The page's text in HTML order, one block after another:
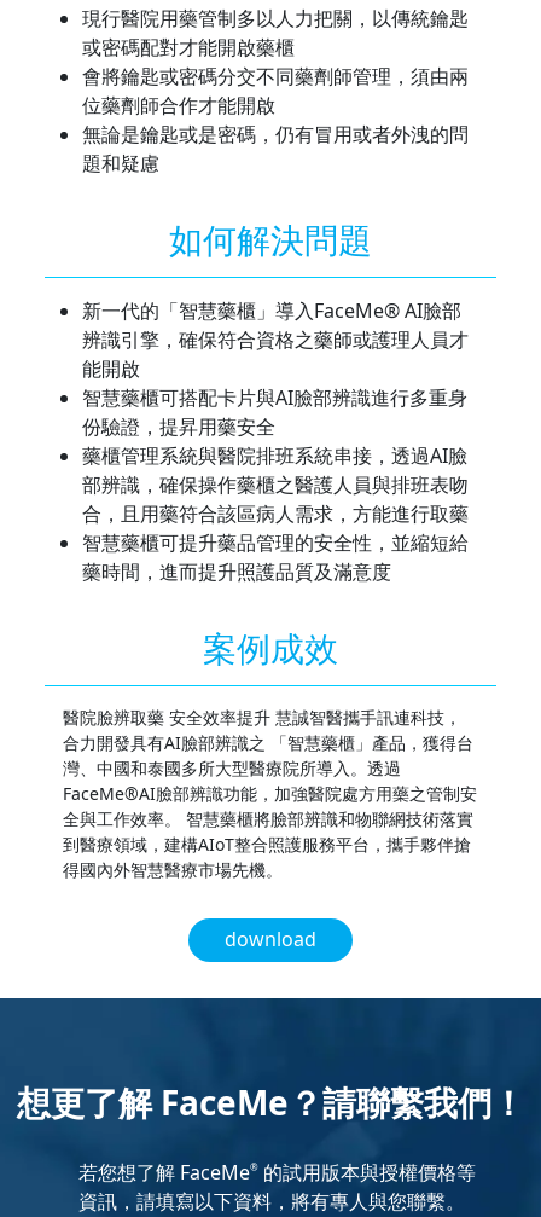
現行醫院用藥管制多以人力把關，以傳統鑰匙
或密碼配對才能開啟藥櫃
會將鑰匙或密碼分交不同藥劑師管理，須由兩
位藥劑師合作才能開啟
無論是鑰匙或是密碼，仍有冒用或者外洩的問
題和疑慮
如何解決問題
新一代的「智慧藥櫃」導入FaceMe® AI臉部
辨識引擎，確保符合資格之藥師或護理人員才
能開啟
智慧藥櫃可搭配卡片與AI臉部辨識進行多重身
份驗證，提昇用藥安全
藥櫃管理系統與醫院排班系統串接，透過AI臉
部辨識，確保操作藥櫃之醫護人員與排班表吻
合，且用藥符合該區病人需求，方能進行取藥
智慧藥櫃可提升藥品管理的安全性，並縮短給
藥時間，進而提升照護品質及滿意度
案例成效
醫院臉辨取藥 安全效率提升 慧誠智醫攜手訊連科技，
合力開發具有AI臉部辨識之 「智慧藥櫃」產品，獲得台
灣、中國和泰國多所大型醫療院所導入。透過
FaceMe®AI臉部辨識功能，加強醫院處方用藥之管制安
全與工作效率。 智慧藥櫃將臉部辨識和物聯網技術落實
到醫療領域，建構AIoT整合照護服務平台，攜手夥伴搶
得國內外智慧醫療市場先機。
download
想更了解 FaceMe？請聯繫我們！
若您想了解 FaceMe®的試用版本與授權價格等
資訊，請填寫以下資料，將有專人與您聯繫。